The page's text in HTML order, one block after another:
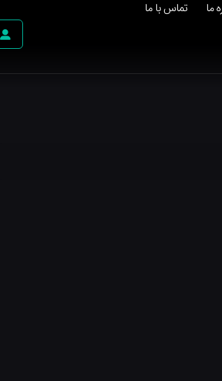
ما تماس با ما